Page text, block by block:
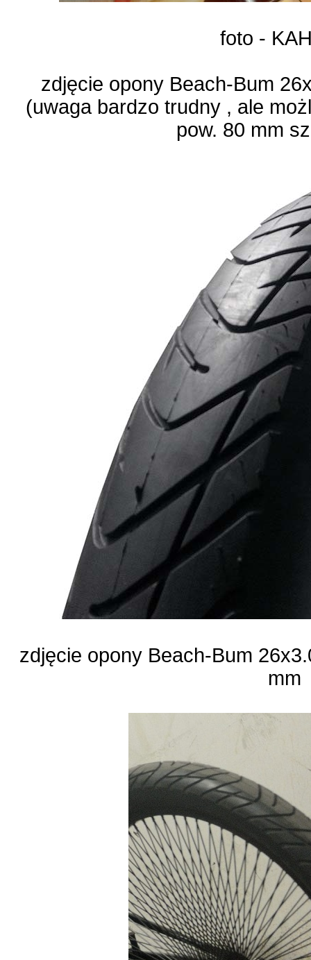
foto -
zdjęcie opony Beach-Bum
(uwaga bardzo trudny , ale
pow. 80 mm
zdjęcie opony Beach-Bum
mm